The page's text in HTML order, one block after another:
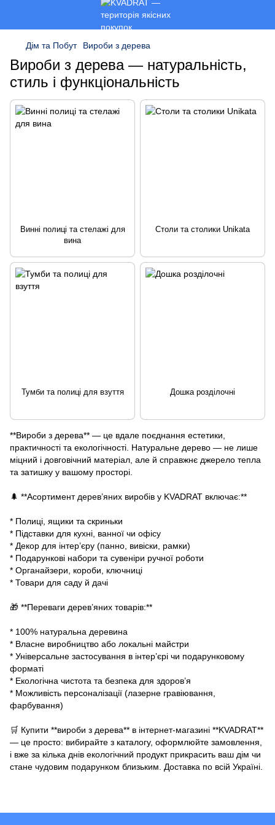
Дім та Побут Вироби з дерева
Вироби з дерева — натуральність,
стиль і функціональність
**Вироби з дерева** — це вдале поєднання естетики,
практичності та екологічності. Натуральне дерево — не лише
міцний і довговічний матеріал, але й справжнє джерело тепла
та затишку у вашому просторі.
🌲 **Асортимент дерев’яних виробів у KVADRAT включає:**
* Полиці, ящики та скриньки
* Підставки для кухні, ванної чи офісу
* Декор для інтер’єру (панно, вивіски, рамки)
* Подарункові набори та сувеніри ручної роботи
* Органайзери, короби, ключниці
* Товари для саду й дачі
🎁 **Переваги дерев’яних товарів:**
* 100% натуральна деревина
* Власне виробництво або локальні майстри
* Універсальне застосування в інтер’єрі чи подарунковому
форматі
* Екологічна чистота та безпека для здоров’я
* Можливість персоналізації (лазерне гравіювання,
фарбування)
🛒 Купити **вироби з дерева** в інтернет-магазині **KVADRAT**
— це просто: вибирайте з каталогу, оформлюйте замовлення,
і вже за кілька днів екологічний продукт прикрасить ваш дім чи
стане чудовим подарунком близьким. Доставка по всій Україні.
Винні полиці та стелажі для
вина
Столи та столики Unikata
Тумби та полиці для взуття Дошка розділочні